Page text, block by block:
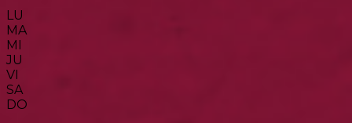
LU
MA
MI
JU
VI
SA
DO